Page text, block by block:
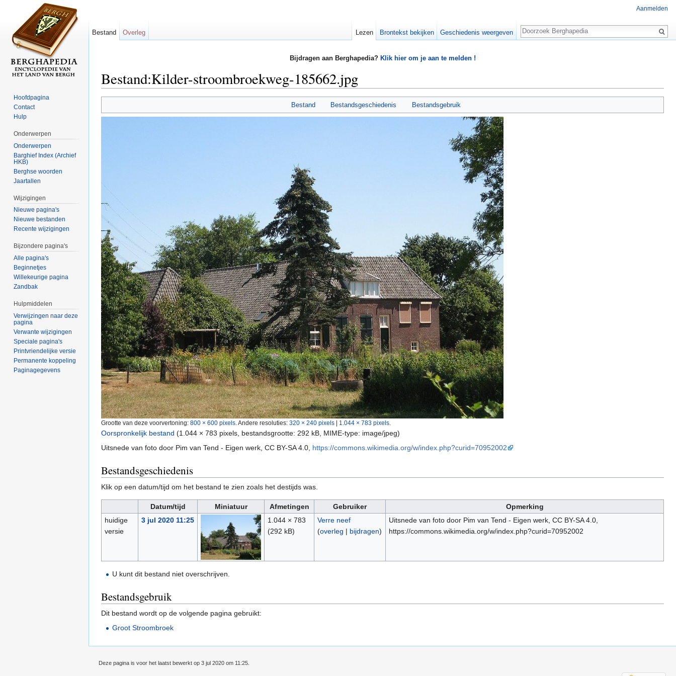
Bijdragen aan Berghapedia? Klik hier om je aan te melden !
Bestand:Kilder-stroombroekweg-185662.jpg
Bestand Bestandsgeschiedenis Bestandsgebruik
Grootte van deze voorvertoning: 800 × 600 pixels Andere resoluties: 320 × 240 pixels | 1.044 × 783 pixels
Oorspronkelijk bestand (1.044 × 783 pixels, bestandsgrootte: 292 kB, MIME-type: image/jpeg)
Uitsnede van foto door Pim van Tend - Eigen werk, CC BY-SA 4.0, https://commons.wikimedia.org/w/index.php?curid=70952002
Bestandsgeschiedenis
Klik op een datum/tijd om het bestand te zien zoals het destijds was.
Datum/tijd Miniatuur Afmetingen Gebruiker
Opmerking
huidige
versie
3 jul 2020 11:25
1.044 × 783
(292 kB)
Verre neef
(overleg | bijdragen)
Uitsnede van foto door Pim van Tend - Eigen werk, CC BY-SA 4.0,
https://commons.wikimedia.org/w/index.php?curid=70952002
U kunt dit bestand niet overschrijven.
Bestandsgebruik
Dit bestand wordt op de volgende pagina gebruikt:
Groot Stroombroek
Aanmelden
Bestand Overleg Lezen Brontekst bekijken Geschiedenis weergeven
Zoeken
Hoofdpagina
Contact
Hulp
Onderwerpen
Onderwerpen
Barghief Index (Archief
HKB)
Berghse woorden
Jaartallen
Wijzigingen
Nieuwe pagina's
Nieuwe bestanden
Recente wijzigingen
Bijzondere pagina's
Alle pagina's
Beginnetjes
Willekeurige pagina
Zandbak
Hulpmiddelen
Verwijzingen naar deze
pagina
Verwante wijzigingen
Speciale pagina's
Printvriendelijke versie
Permanente koppeling
Paginagegevens
Deze pagina is voor het laatst bewerkt op 3 jul 2020 om 11:25.